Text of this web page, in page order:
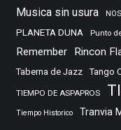
Musica sin usura
PLANETA DUNA Punto
Remember Rincon
Taberna de Jazz
Tango
TIEMPO DE ASPAPROS
Tiempo Historico Tranvia